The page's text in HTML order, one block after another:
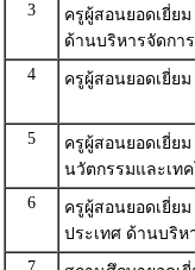
3
ครูผู้สอนยอดเยี่ย
ด้านบริหารจัดการ
4
ครูผู้สอนยอดเยี่ย
5
ครูผู้สอนยอดเยี่ย
นวัตกรรมและเท
6
ครูผู้สอนยอดเยี่ย
ประเทศ ด้านบริห